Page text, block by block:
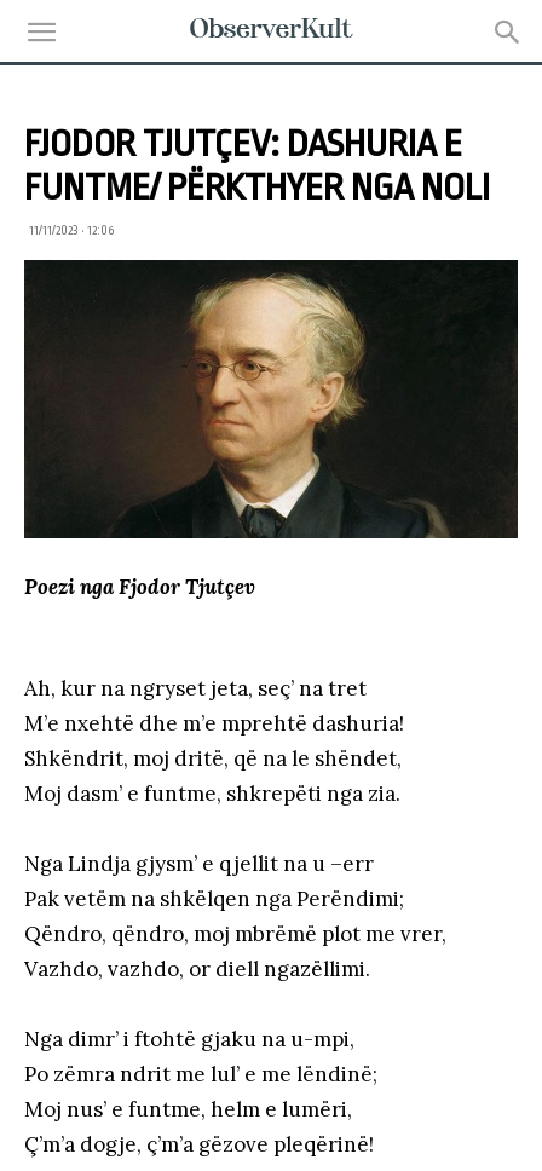
FJODOR TJUTÇEV: DASHURIA E
FUNTME/ PËRKTHYER NGA NOLI
11/11/2023 • 12:06
Poezi nga Fjodor Tjutçev
Ah, kur na ngryset jeta, seç’ na tret
M’e nxehtë dhe m’e mprehtë dashuria!
Shkëndrit, moj dritë, që na le shëndet,
Moj dasm’ e funtme, shkrepëti nga zia.
Nga Lindja gjysm’ e qjellit na u –err
Pak vetëm na shkëlqen nga Perëndimi;
Qëndro, qëndro, moj mbrëmë plot me vrer,
Vazhdo, vazhdo, or diell ngazëllimi.
Nga dimr’ i ftohtë gjaku na u-mpi,
Po zëmra ndrit me lul’ e me lëndinë;
Moj nus’ e funtme, helm e lumëri,
Ç’m’a dogje, ç’m’a gëzove pleqërinë!